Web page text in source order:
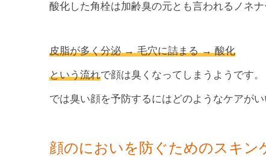
酸化した角栓は加齢臭の元とも言われるノネ
皮脂が多く分泌 → 毛穴に詰まる → 酸化
という流れで顔は臭くなってしまうようです。
では臭い顔を予防するにはどのようなケアがい
顔のにおいを防ぐためのスキン